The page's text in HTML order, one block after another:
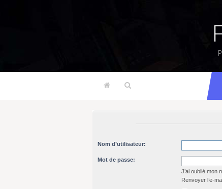
Nom d’utilisateur:
Mot de passe:
J’ai oublié mon
Renvoyer l’e-